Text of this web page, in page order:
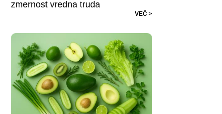
zmernost vredna truda
VEČ >